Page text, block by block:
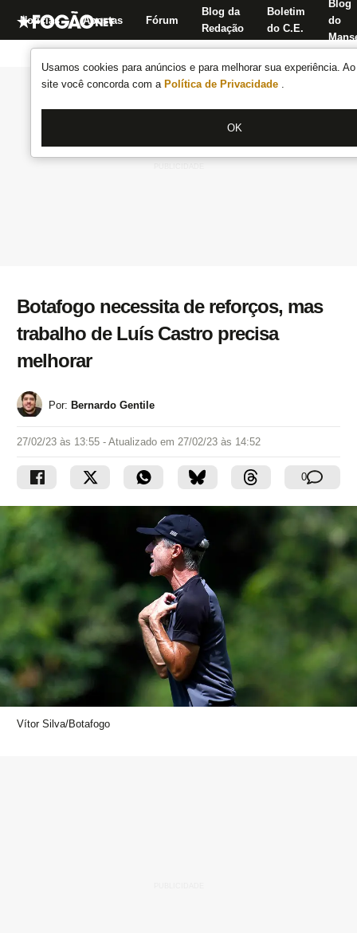
Usamos cookies para anúncios e para melhorar sua experiência.
site você concorda com a Política de Privacidade .
OK
Notícias Apostas Fórum
Blog da
Redação
Boletim
do C.E.
Blog
do
Botafogo necessita de reforços, mas
trabalho de Luís Castro precisa
melhorar
Por: Bernardo Gentile
27/02/23 às 13:55 - Atualizado em 27/02/23 às 14:52
0
Vítor Silva/Botafogo